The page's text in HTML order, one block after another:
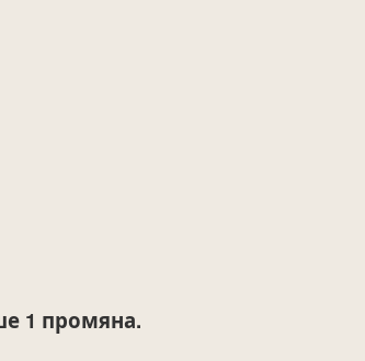
1 промяна.